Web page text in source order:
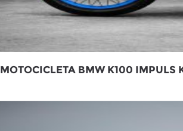
MOTOCICLETA BMW K100 IMPULS